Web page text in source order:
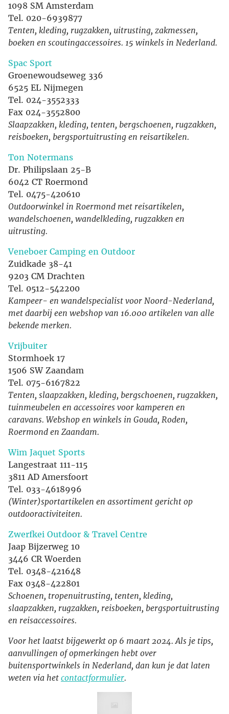
1098 SM Amsterdam
Tel. 020-6939877
Tenten, kleding, rugzakken, uitrusting, zakmessen,
boeken en scoutingaccessoires. 15 winkels in Nederland.
Spac Sport
Groenewoudseweg 336
6525 EL Nijmegen
Tel. 024-3552333
Fax 024-3552800
Slaapzakken, kleding, tenten, bergschoenen, rugzakken,
reisboeken, bergsportuitrusting en reisartikelen.
Ton Notermans
Dr. Philipslaan 25-B
6042 CT Roermond
Tel. 0475-420610
Outdoorwinkel in Roermond met reisartikelen,
wandelschoenen, wandelkleding, rugzakken en
uitrusting.
Veneboer Camping en Outdoor
Zuidkade 38-41
9203 CM Drachten
Tel. 0512-542200
Kampeer- en wandelspecialist voor Noord-Nederland,
met daarbij een webshop van 16.000 artikelen van alle
bekende merken.
Vrijbuiter
Stormhoek 17
1506 SW Zaandam
Tel. 075-6167822
Tenten, slaapzakken, kleding, bergschoenen, rugzakken,
tuinmeubelen en accessoires voor kamperen en
caravans. Webshop en winkels in Gouda, Roden,
Roermond en Zaandam.
Wim Jaquet Sports
Langestraat 111-115
3811 AD Amersfoort
Tel. 033-4618996
(Winter)sportartikelen en assortiment gericht op
outdooractiviteiten.
Zwerfkei Outdoor & Travel Centre
Jaap Bijzerweg 10
3446 CR Woerden
Tel. 0348-421648
Fax 0348-422801
Schoenen, tropenuitrusting, tenten, kleding,
slaapzakken, rugzakken, reisboeken, bergsportuitrusting
en reisaccessoires.
Voor het laatst bijgewerkt op 6 maart 2024. Als je tips,
aanvullingen of opmerkingen hebt over
buitensportwinkels in Nederland, dan kun je dat laten
weten via het contactformulier.